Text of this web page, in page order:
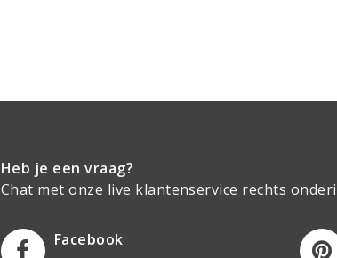
Heb je een vraag?
Chat met onze live klantenservice rechts
Facebook